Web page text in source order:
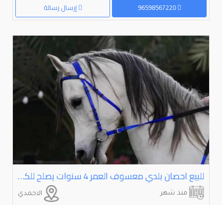
إرسال رسالة 96598567220
للبيع احصان بلدي معسوف العمر ⁦⁦4⁩⁩ سنوات يصلح للكبير والصغير
الاحمدي منذ شهر